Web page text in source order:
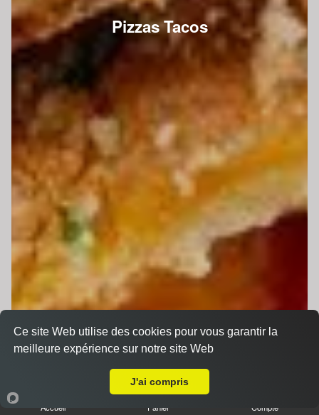
Pizzas Tacos
Accueil Panier Compte
Ce site Web utilise des cookies pour vous garantir la
meilleure expérience sur notre site Web
J'ai compris